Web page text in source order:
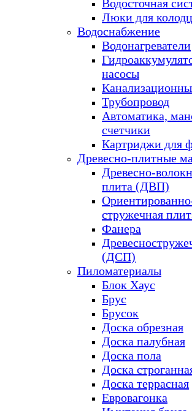
Водосточная
Люки для
Водоснабжение
Водонагреватели
насосы
Трубопровод
Автоматика,
счетчики
Картриджи для
Древесно-плитные
Древесно-
плита (ДВП)
стружечная
Фанера
(ДСП)
Пиломатериалы
Блок Хаус
Брус
Брусок
Доска обрезная
Доска палубная
Доска пола
Доска
Доска террасная
Евровагонка